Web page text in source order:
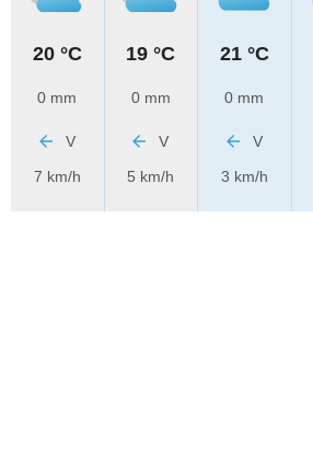
20 °C
0 mm
V
7 km/h
19 °C
0 mm
V
5 km/h
21 °C
0 mm
V
3 km/h